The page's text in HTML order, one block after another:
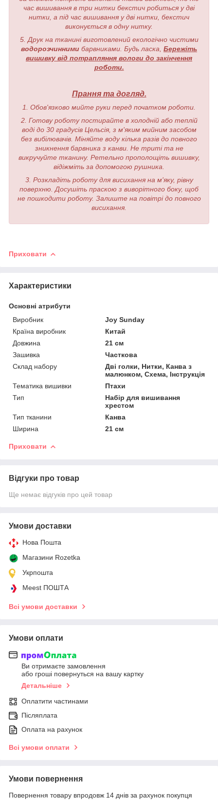
час вишивання в три нитки бекстич робиться у дві
нитки, а під час вишивання у дві нитки, бекстич
виконується в одну нитку.
5. Друк на тканині виготовлений екологічно чистими
водорозчинними барвниками. Будь ласка, Бережіть
вишивку від потрапляння вологи до закінчення
роботи.
Прання та догляд.
1. Обов'язково мийте руки перед початком роботи.
2. Готову роботу постирайте в холодній або теплій
воді до 30 градусів Цельсія, з м'яким мийним засобом
без вибілювачів. Міняйте воду кілька разів до повного
зникнення барвника з канви. Не триті та не
викручуйте тканину. Ретельно прополощіть вишивку,
відіжміть за допомогою рушника.
3. Розкладіть роботу для висихання на м'яку, рівну
поверхню. Досушіть праскою з виворітного боку, щоб
не пошкодити роботу. Залиште на повітрі до повного
висихання.
Приховати
Характеристики
Основні атрибути
Виробник
Joy Sunday
Країна виробник
Китай
Довжина
21 см
Зашивка
Часткова
Склад набору
Дві голки, Нитки, Канва з
малюнком, Схема, Інструкція
Тематика вишивки
Птахи
Тип
Набір для вишивання
хрестом
Тип тканини
Канва
Ширина
21 см
Приховати
Відгуки про товар
Ще немає відгуків про цей товар
Умови доставки
Нова Пошта
Магазини Rozetka
Укрпошта
Meest ПОШТА
Всі умови доставки
Умови оплати
Ви отримаєте замовлення
або гроші повернуться на вашу картку
Детальніше
Оплатити частинами
Післяплата
Оплата на рахунок
Всі умови оплати
Умови повернення
Повернення товару впродовж 14 днів за рахунок покупця